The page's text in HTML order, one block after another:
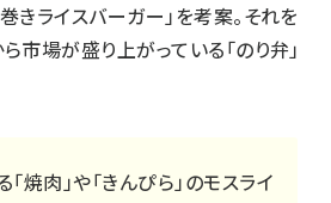
きライスバーガー」を考案。それを
市場が盛り上がっている「のり弁」
焼肉」や「きんぴら」のモスライ